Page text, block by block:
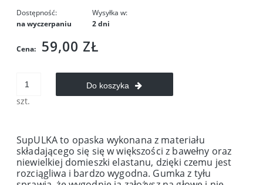
Dostępność:
na wyczerpaniu
Wysyłka w:
2 dni
Cena: 59,00 ZŁ
szt.
Do koszyka
SupULKA to opaska wykonana z materiału
składającego się się w większości z bawełny oraz
niewielkiej domieszki elastanu, dzięki czemu jest
rozciągliwa i bardzo wygodna. Gumka z tyłu